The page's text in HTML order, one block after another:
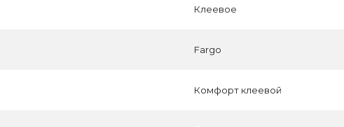
Клеевое
Fargo
Комфорт клеевой